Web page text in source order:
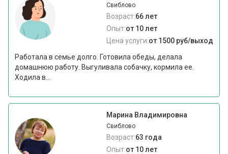
Свиблово
Возраст:66 лет
Опыт:от 10 лет
Цена услуги:от 1500 руб/выход
Работала в семье долго. Готовила обеды, делала
домашнюю работу. Выгуливала собачку, кормила ее.
Ходила в...
Марина Владимировна
Свиблово
Возраст:63 года
Опыт:от 10 лет